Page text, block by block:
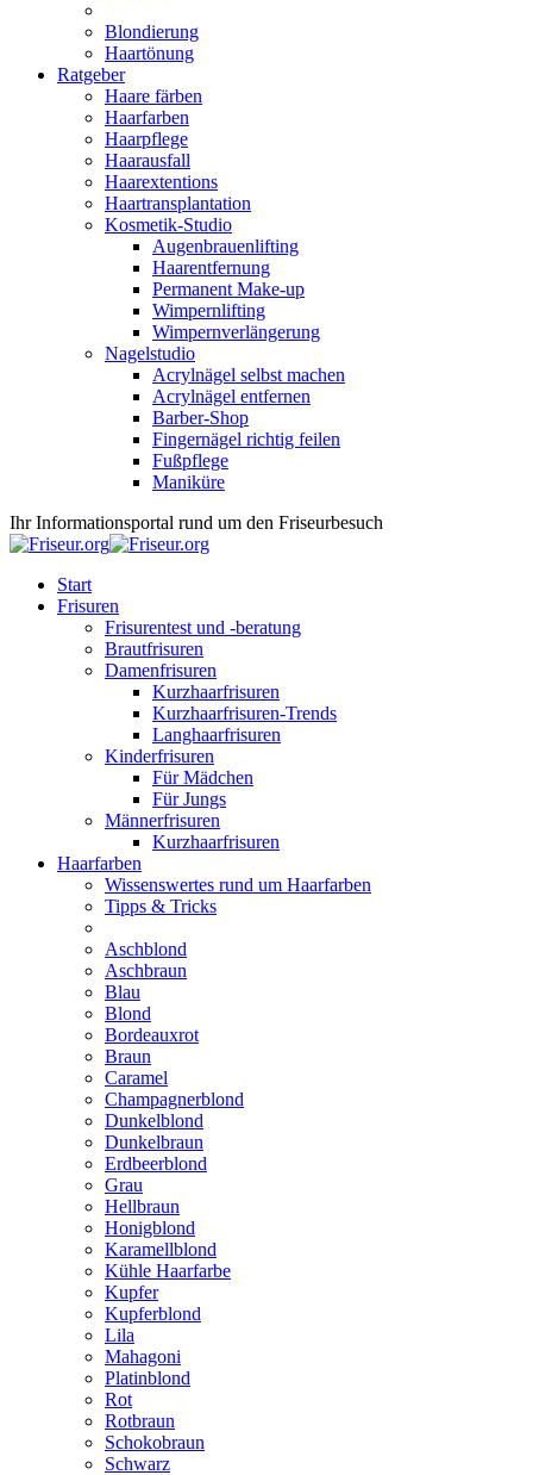
Blondierung
Haartönung
Ratgeber
Haare färben
Haarfarben
Haarpflege
Haarausfall
Haarextentions
Haartransplantation
Kosmetik-Studio
Augenbrauenlifting
Haarentfernung
Permanent Make-up
Wimpernlifting
Wimpernverlängerung
Nagelstudio
Acrylnägel selbst machen
Acrylnägel entfernen
Barber-Shop
Fingernägel richtig feilen
Fußpflege
Maniküre
Ihr Informationsportal rund um den Friseurbesuch
Start
Frisuren
Frisurentest und -beratung
Brautfrisuren
Damenfrisuren
Kurzhaarfrisuren
Kurzhaarfrisuren-Trends
Langhaarfrisuren
Kinderfrisuren
Für Mädchen
Für Jungs
Männerfrisuren
Kurzhaarfrisuren
Haarfarben
Wissenswertes rund um Haarfarben
Tipps & Tricks
Aschblond
Aschbraun
Blau
Blond
Bordeauxrot
Braun
Caramel
Champagnerblond
Dunkelblond
Dunkelbraun
Erdbeerblond
Grau
Hellbraun
Honigblond
Karamellblond
Kühle Haarfarbe
Kupfer
Kupferblond
Lila
Mahagoni
Platinblond
Rot
Rotbraun
Schokobraun
Schwarz